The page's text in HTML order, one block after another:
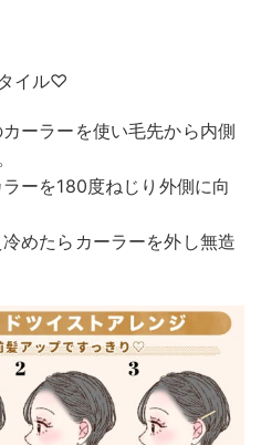
イル♡
ラーを使い毛先から内側
を180度ねじり外側に向
たらカーラーを外し無造